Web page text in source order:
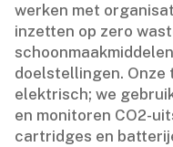
werken met
inzetten op zero
doelstellingen.​ Onze
elektrisch; we
en monitoren CO2-
cartridges en